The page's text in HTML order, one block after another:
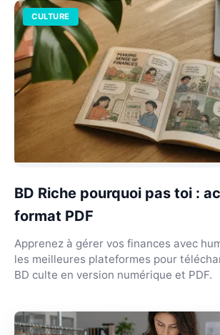
CULTURE
BD Riche pourquoi pas toi :
format PDF
Apprenez à gérer vos finances avec
les meilleures plateformes pour
BD culte en version numérique et PDF.